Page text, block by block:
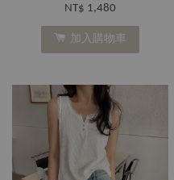
NT$ 1,480
加入購物車